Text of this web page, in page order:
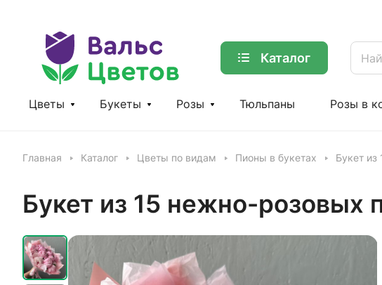
Каталог
Цветы Букеты Розы Тюльпаны Розы в
Главная Каталог Цветы по видам Пионы в букетах Букет
Букет из 15 нежно-розовых